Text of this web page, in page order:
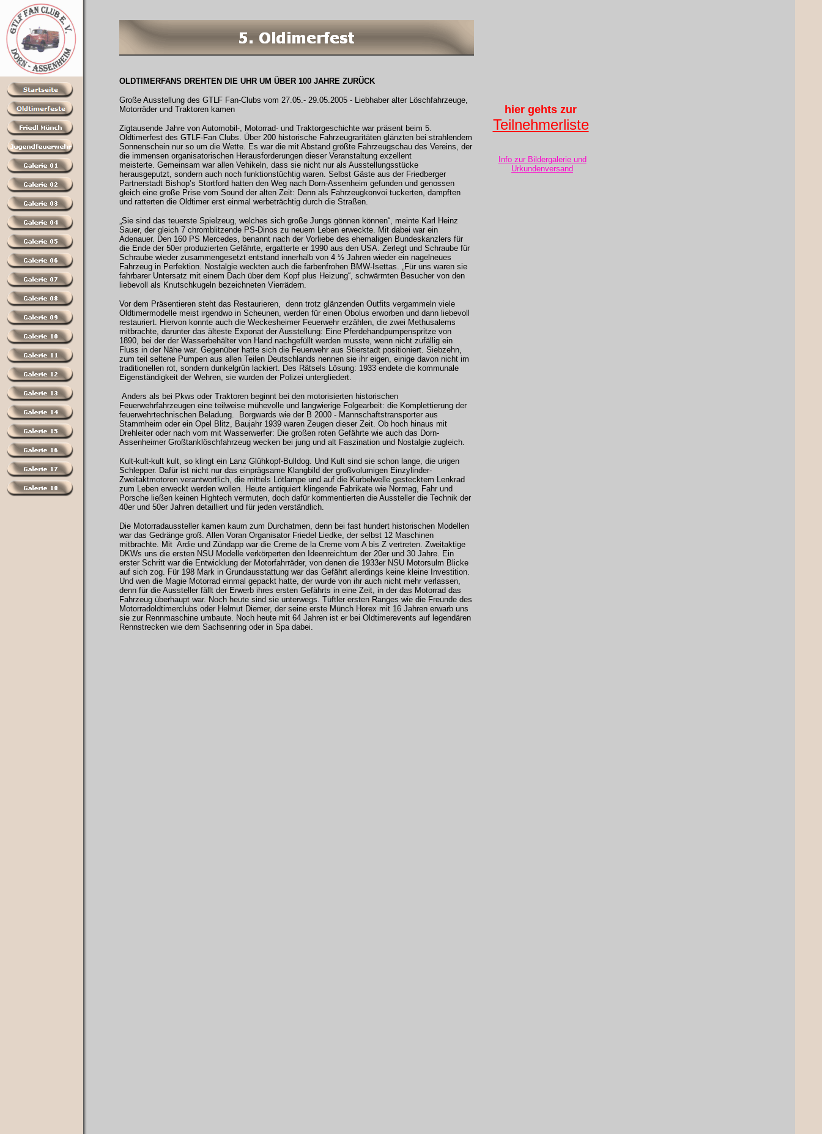
OLDTIMERFANS DREHTEN DIE UHR UM ÜBER 100 JAHRE ZURÜCK
Große Ausstellung des GTLF Fan-Clubs vom 27.05.- 29.05.2005 - Liebhaber alter Löschfahrzeuge,
Motorräder und Traktoren kamen
Zigtausende Jahre von Automobil-, Motorrad- und Traktorgeschichte war präsent beim 5.
Oldtimerfest des GTLF-Fan Clubs. Über 200 historische Fahrzeugraritäten glänzten bei strahlendem
Sonnenschein nur so um die Wette. Es war die mit Abstand größte Fahrzeugschau des Vereins, der
die immensen organisatorischen Herausforderungen dieser Veranstaltung exzellent
meisterte. Gemeinsam war allen Vehikeln, dass sie nicht nur als Ausstellungsstücke
herausgeputzt, sondern auch noch funktionstüchtig waren. Selbst Gäste aus der Friedberger
Partnerstadt Bishop’s Stortford hatten den Weg nach Dorn-Assenheim gefunden und genossen
gleich eine große Prise vom Sound der alten Zeit: Denn als Fahrzeugkonvoi tuckerten, dampften
und ratterten die Oldtimer erst einmal werbeträchtig durch die Straßen.
„Sie sind das teuerste Spielzeug, welches sich große Jungs gönnen können“, meinte Karl Heinz
Sauer, der gleich 7 chromblitzende PS-Dinos zu neuem Leben erweckte. Mit dabei war ein
Adenauer. Den 160 PS Mercedes, benannt nach der Vorliebe des ehemaligen Bundeskanzlers für
die Ende der 50er produzierten Gefährte, ergatterte er 1990 aus den USA. Zerlegt und Schraube für
Schraube wieder zusammengesetzt entstand innerhalb von 4 ½ Jahren wieder ein nagelneues
Fahrzeug in Perfektion. Nostalgie weckten auch die farbenfrohen BMW-Isettas. „Für uns waren sie
fahrbarer Untersatz mit einem Dach über dem Kopf plus Heizung“, schwärmten Besucher von den
liebevoll als Knutschkugeln bezeichneten Vierrädern.
Vor dem Präsentieren steht das Restaurieren, denn trotz glänzenden Outfits vergammeln viele
Oldtimermodelle meist irgendwo in Scheunen, werden für einen Obolus erworben und dann liebevoll
restauriert. Hiervon konnte auch die Weckesheimer Feuerwehr erzählen, die zwei Methusalems
mitbrachte, darunter das älteste Exponat der Ausstellung: Eine Pferdehandpumpenspritze von
1890, bei der der Wasserbehälter von Hand nachgefüllt werden musste, wenn nicht zufällig ein
Fluss in der Nähe war. Gegenüber hatte sich die Feuerwehr aus Stierstadt positioniert. Siebzehn,
zum teil seltene Pumpen aus allen Teilen Deutschlands nennen sie ihr eigen, einige davon nicht im
traditionellen rot, sondern dunkelgrün lackiert. Des Rätsels Lösung: 1933 endete die kommunale
Eigenständigkeit der Wehren, sie wurden der Polizei untergliedert.
Anders als bei Pkws oder Traktoren beginnt bei den motorisierten historischen
Feuerwehrfahrzeugen eine teilweise mühevolle und langwierige Folgearbeit: die Komplettierung der
feuerwehrtechnischen Beladung. Borgwards wie der B 2000 - Mannschaftstransporter aus
Stammheim oder ein Opel Blitz, Baujahr 1939 waren Zeugen dieser Zeit. Ob hoch hinaus mit
Drehleiter oder nach vorn mit Wasserwerfer: Die großen roten Gefährte wie auch das Dorn-
Assenheimer Großtanklöschfahrzeug wecken bei jung und alt Faszination und Nostalgie zugleich.
Kult-kult-kult kult, so klingt ein Lanz Glühkopf-Bulldog. Und Kult sind sie schon lange, die urigen
Schlepper. Dafür ist nicht nur das einprägsame Klangbild der großvolumigen Einzylinder-
Zweitaktmotoren verantwortlich, die mittels Lötlampe und auf die Kurbelwelle gestecktem Lenkrad
zum Leben erweckt werden wollen. Heute antiquiert klingende Fabrikate wie Normag, Fahr und
Porsche ließen keinen Hightech vermuten, doch dafür kommentierten die Aussteller die Technik der
40er und 50er Jahren detailliert und für jeden verständlich.
Die Motorradaussteller kamen kaum zum Durchatmen, denn bei fast hundert historischen Modellen
war das Gedränge groß. Allen Voran Organisator Friedel Liedke, der selbst 12 Maschinen
mitbrachte. Mit Ardie und Zündapp war die Creme de la Creme vom A bis Z vertreten. Zweitaktige
DKWs uns die ersten NSU Modelle verkörperten den Ideenreichtum der 20er und 30 Jahre. Ein
erster Schritt war die Entwicklung der Motorfahrräder, von denen die 1933er NSU Motorsulm Blicke
auf sich zog. Für 198 Mark in Grundausstattung war das Gefährt allerdings keine kleine Investition.
Und wen die Magie Motorrad einmal gepackt hatte, der wurde von ihr auch nicht mehr verlassen,
denn für die Aussteller fällt der Erwerb ihres ersten Gefährts in eine Zeit, in der das Motorrad das
Fahrzeug überhaupt war. Noch heute sind sie unterwegs. Tüftler ersten Ranges wie die Freunde des
Motorradoldtimerclubs oder Helmut Diemer, der seine erste Münch Horex mit 16 Jahren erwarb uns
sie zur Rennmaschine umbaute. Noch heute mit 64 Jahren ist er bei Oldtimerevents auf legendären
Rennstrecken wie dem Sachsenring oder in Spa dabei.
hier gehts zur
Teilnehmerliste
Info zur Bildergalerie und
Urkundenversand